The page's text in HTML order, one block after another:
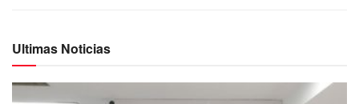
Ultimas Noticias